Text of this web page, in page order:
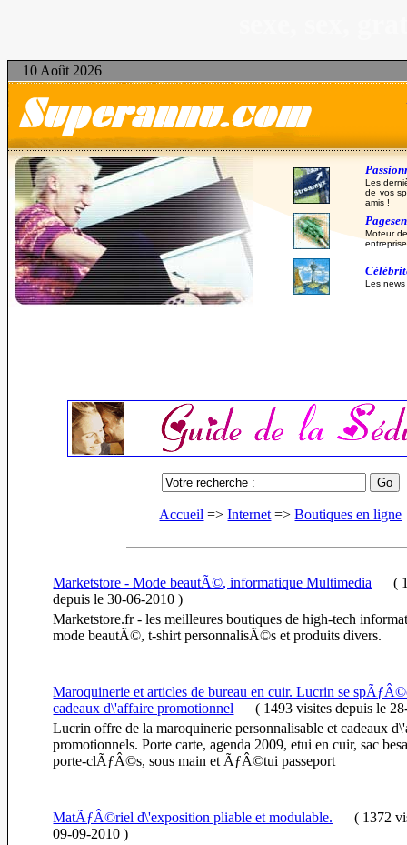
10 Août 2026
Les
de vos
amis !
Moteur
Les
Accueil =>Internet=>Boutiques en ligne
Marketstore - Mode beautÃ©, informatique Multimedia (
depuis le 30-06-2010 )
Marketstore.fr - les meilleures boutiques de high-tech
mode beautÃ©, t-shirt personnalisÃ©s et produits divers.
Maroquinerie et articles de bureau en cuir. Lucrin se
cadeaux d\'affaire promotionnel ( 1493 visitesdepuis le
Lucrin offre de la maroquinerie personnalisable et cadeaux
promotionnels. Porte carte, agenda 2009, etui en cuir, sac
porte-clÃƒÂ©s, sous main et ÃƒÂ©tui passeport
MatÃƒÂ©riel d\'exposition pliable et modulable. ( 1372
09-09-2010 )